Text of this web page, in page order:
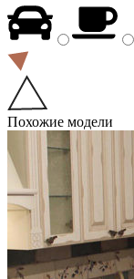
Похожие модели